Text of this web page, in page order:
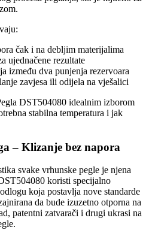
čak i na debljim materijalima
ujednačene rezultate
između dva punjenja rezervoara
zavjesa ili odijela na vješalici
DST504080 idealnim izborom
stabilna temperatura i jak
– Klizanje bez napora
svake vrhunske pegle je njena
koristi specijalno
koja postavlja nove standarde
da bude izuzetno otporna na
patentni zatvarači i drugi ukrasi na